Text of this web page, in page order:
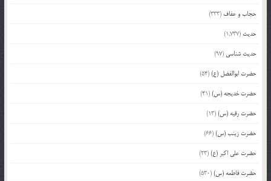
حجاب و عفاف (333)
حدیث (1,737)
حدیث شناسی (97)
حضرت ابوالفضل (ع)(54)
حضرت خدیجه (س)(41)
حضرت رقیه (س)(13)
حضرت زینب (س)(66)
حضرت علی اکبر (ع)(23)
حضرت فاطمه (س)(530)